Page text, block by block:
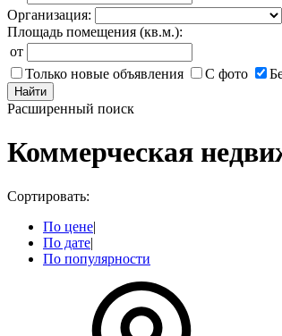
Организация:
Площадь помещения (кв.м.):
от
Только новые объявления
С фото
Найти
Расширенный поиск
Коммерческая
Сортировать:
По цене|
По дате|
По популярности